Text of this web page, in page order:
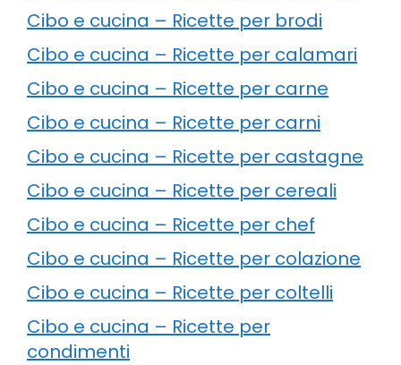
Cibo e cucina – Ricette per brodi
Cibo e cucina – Ricette per calamari
Cibo e cucina – Ricette per carne
Cibo e cucina – Ricette per carni
Cibo e cucina – Ricette per castagne
Cibo e cucina – Ricette per cereali
Cibo e cucina – Ricette per chef
Cibo e cucina – Ricette per colazione
Cibo e cucina – Ricette per coltelli
Cibo e cucina – Ricette per
condimenti